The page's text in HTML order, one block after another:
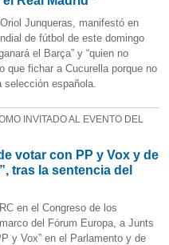
Junqueras, manifestó en
de fútbol de este domingo
el Barça” y “quien no
que fichar a Cucurella porque no
española.
INVITADO AL EVENTO DEL
votar con PP y Vox y de
tras la sentencia del
en el Congreso de los
del Fórum Europa, a Junts
y Vox” en el Parlamento y de